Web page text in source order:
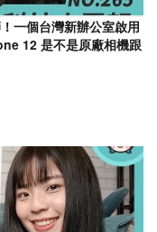
一個台灣新辦公室啟用
12 是不是原廠相機跟